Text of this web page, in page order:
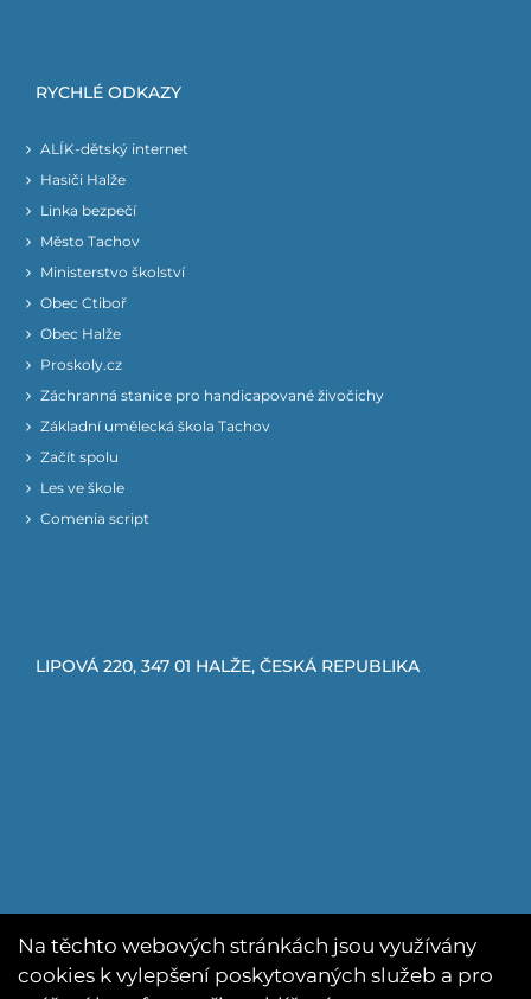
RYCHLÉ ODKAZY
ALÍK-dětský internet
Hasiči Halže
Linka bezpečí
Město Tachov
Ministerstvo školství
Obec Ctiboř
Obec Halže
Proskoly.cz
Záchranná stanice pro handicapované živočichy
Základní umělecká škola Tachov
Začít spolu
Les ve škole
Comenia script
LIPOVÁ 220, 347 01 HALŽE, ČESKÁ REPUBLIKA
Na těchto webových stránkách jsou využívány
cookies k vylepšení poskytovaných služeb a pro